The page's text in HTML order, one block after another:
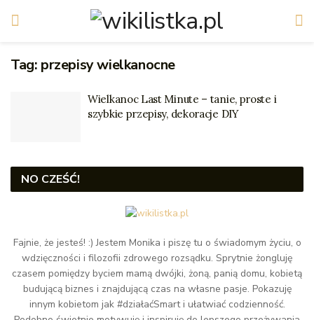
Tag: przepisy wielkanocne
Wielkanoc Last Minute – tanie, proste i
szybkie przepisy, dekoracje DIY
NO CZEŚĆ!
Fajnie, że jesteś! :) Jestem Monika i piszę tu o świadomym życiu, o
wdzięczności i filozofii zdrowego rozsądku. Sprytnie żongluję
czasem pomiędzy byciem mamą dwójki, żoną, panią domu, kobietą
budującą biznes i znajdującą czas na własne pasje. Pokazuję
innym kobietom jak #działaćSmart i ułatwiać codzienność.